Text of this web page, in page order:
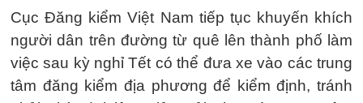
Cục Đăng kiểm Việt Nam tiếp tục khuyến khích
người dân trên đường từ quê lên thành phố làm
việc sau kỳ nghỉ Tết có thể đưa xe vào các trung
tâm đăng kiểm địa phương để kiểm định, tránh